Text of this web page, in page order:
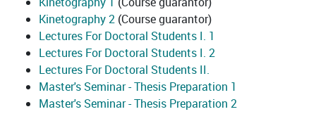
Kinetography 2 (Course guarantor)
Lectures For Doctoral Students I. 1
Lectures For Doctoral Students I. 2
Lectures For Doctoral Students II.
Master's Seminar - Thesis Preparation 1
Master's Seminar - Thesis Preparation 2